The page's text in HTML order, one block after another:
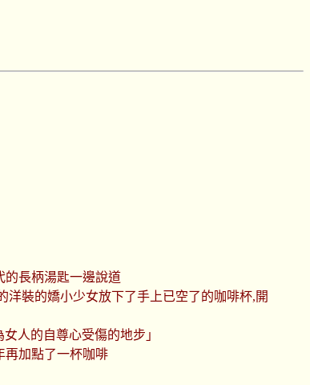
的長柄湯匙一邊說道
洋裝的嬌小少女放下了手上已空了的咖啡杯,開
人的自尊心受傷的地步」
再加點了一杯咖啡